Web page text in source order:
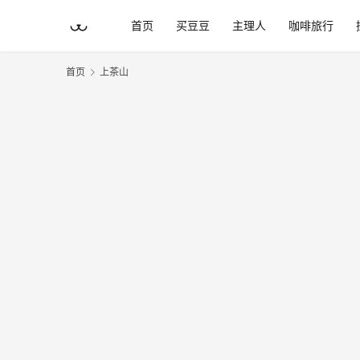
首页 买豆豆 主理人 咖啡旅行
首页 上茶山